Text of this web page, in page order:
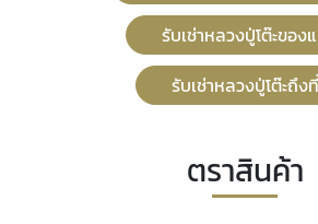
รับเช่าหลวงปู่โต๊ะของ
รับเช่าหลวงปู่โต๊ะถึงที่
ตราสินค้า